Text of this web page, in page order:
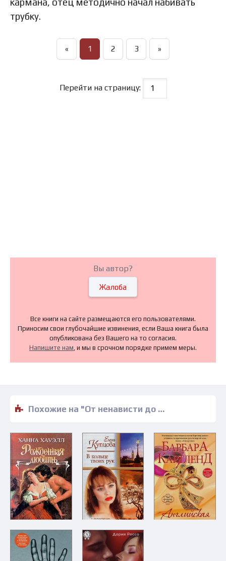
трубку.
« 1 2 3 »
Перейти на страницу:
Вы автор?
Жалоба
Все книги на сайте размещаются его пользователями.
Приносим свои глубочайшие извинения, если Ваша книга была
опубликована без Вашего на то согласия.
Напишите нам, и мы в срочном порядке примем меры.
Похожие на "От ненависти до любви - Рэчел Линдсей" книги читать бесплатно полные версии